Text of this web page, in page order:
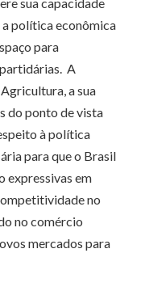
a política econômica
para
A
a sua
do ponto de vista
à política
para que o Brasil
expressivas em
no
no comércio
mercados para